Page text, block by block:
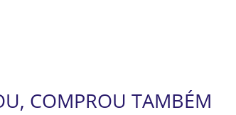
COMPROU TAMBÉM